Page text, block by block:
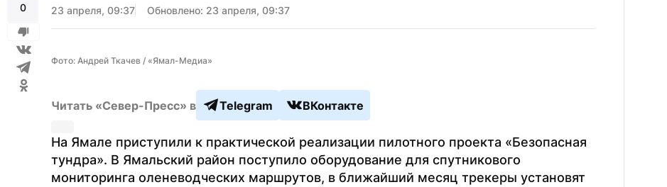
0 23 апреля, 09:37 Обновлено: 23 апреля, 09:37
Фото: Андрей Ткачев / «Ямал-Медиа»
Читать «Север-Пресс» в Telegram ВКонтакте
На Ямале приступили к практической реализации пилотного проекта «Безопасная
тундра». В Ямальский район поступило оборудование для спутникового
мониторинга оленеводческих маршрутов, в ближайший месяц трекеры установят